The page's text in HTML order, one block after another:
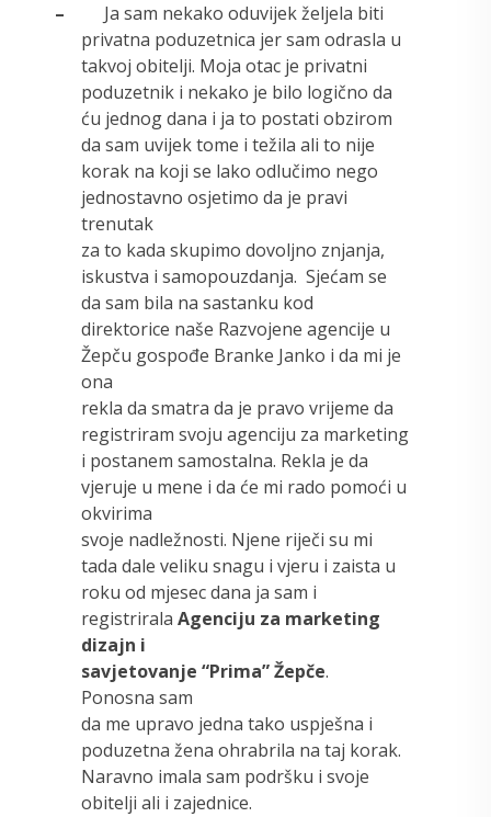
–
Ja sam nekako oduvijek željela biti
privatna poduzetnica jer sam odrasla u
takvoj obitelji. Moja otac je privatni
poduzetnik i nekako je bilo logično da
ću jednog dana i ja to postati obzirom
da sam uvijek tome i težila ali to nije
korak na koji se lako odlučimo nego
jednostavno osjetimo da je pravi
trenutak
za to kada skupimo dovoljno znjanja,
iskustva i samopouzdanja. Sjećam se
da sam bila na sastanku kod
direktorice naše Razvojene agencije u
Žepču gospođe Branke Janko i da mi je
ona
rekla da smatra da je pravo vrijeme da
registriram svoju agenciju za marketing
i postanem samostalna. Rekla je da
vjeruje u mene i da će mi rado pomoći u
okvirima
svoje nadležnosti. Njene riječi su mi
tada dale veliku snagu i vjeru i zaista u
roku od mjesec dana ja sam i
registrirala Agenciju za marketing
dizajn i
savjetovanje “Prima” Žepče.
Ponosna sam
da me upravo jedna tako uspješna i
poduzetna žena ohrabrila na taj korak.
Naravno imala sam podršku i svoje
obitelji ali i zajednice.